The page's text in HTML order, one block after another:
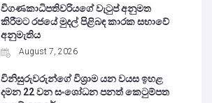
විගණකාධිපතිවරියගේ වැටුප් අනුමත
කිරීමට රජයේ මුදල් පිළිබඳ කාරක සභාවේ
අනුමැතිය
August 7, 2026
විනිසුරුවරුන්ගේ විශ්‍රාම යන වයස ඉහළ
දමන 22 වන සංශෝධන පනත් කෙටුම්පත